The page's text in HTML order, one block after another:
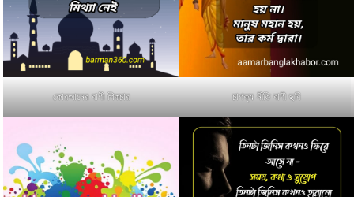
কোরআনের বাণী পিকচার চাণক্য নীতি বাণী ছবি